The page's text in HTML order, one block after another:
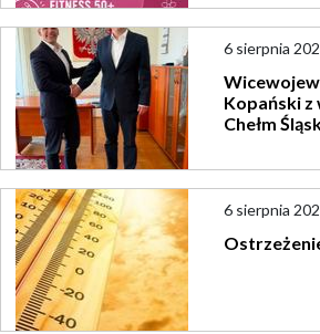
6 sierpnia
Kopański z
Chełm
6 sierpnia